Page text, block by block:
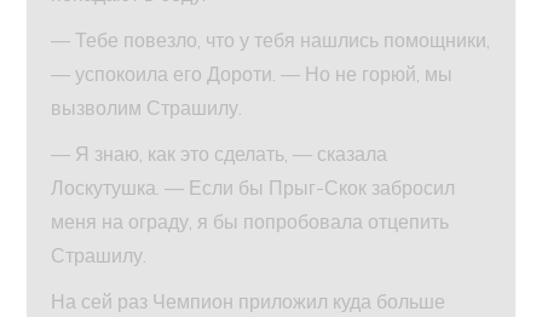
— Тебе повезло, что у тебя нашлись помощники,
— успокоила его Дороти. — Но не горюй, мы
вызволим Страшилу.
— Я знаю, как это сделать, — сказала
Лоскутушка. — Если бы Прыг-Скок забросил
меня на ограду, я бы попробовала отцепить
Страшилу.
На сей раз Чемпион приложил куда больше